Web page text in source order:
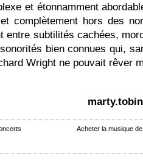
et étonnamment
complètement hors des
entre subtilités cachées,
bien connues qui,
Wright ne pouvait rêver
Acheter la musique